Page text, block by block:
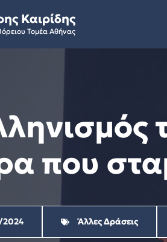
Καιρίδης
Τομέα Αθήνας
που
Άλλες Δράσεις